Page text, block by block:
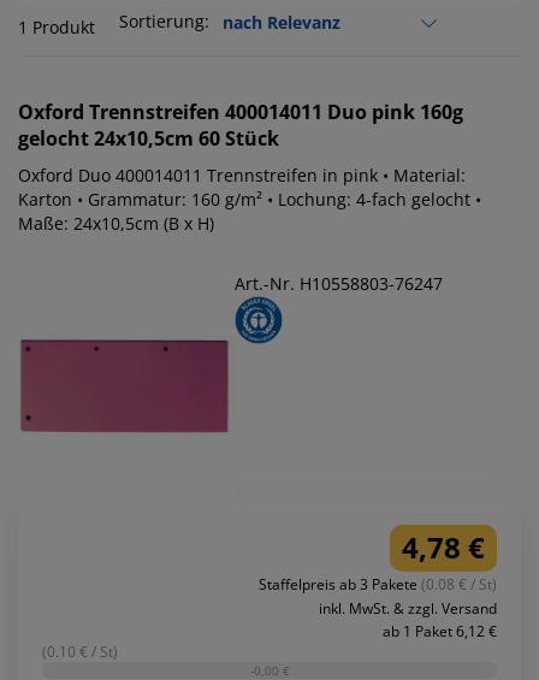
1 Produkt Sortierung:
Oxford Trennstreifen 400014011 Duo pink 160g
gelocht 24x10,5cm 60 Stück
Oxford Duo 400014011 Trennstreifen in pink • Material:
Karton • Grammatur: 160 g/m² • Lochung: 4-fach gelocht •
Maße: 24x10,5cm (B x H)
Art.-Nr. H10558803-76247
4,78 €
Staffelpreis ab 3 Pakete (0.08 € / St)
inkl. MwSt. & zzgl. Versand
ab 1 Paket 6,12 €
(0.10 € / St)
-0,00 €